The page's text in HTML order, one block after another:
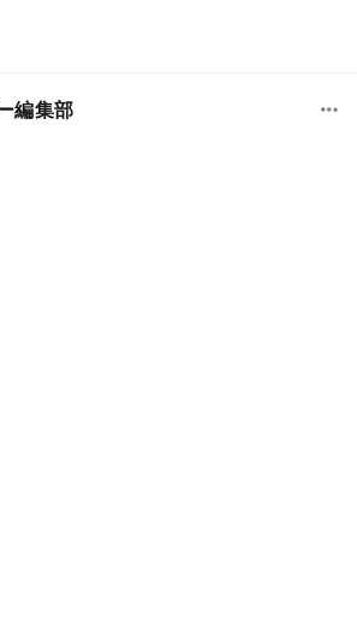
編集部